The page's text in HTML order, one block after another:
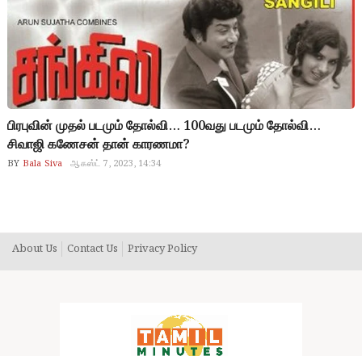
பிரபுவின் முதல் படமும் தோல்வி… 100வது படமும் தோல்வி…
சிவாஜி கணேசன் தான் காரணமா?
BY Bala Siva ஆகஸ்ட் 7, 2023, 14:34
About Us Contact Us Privacy Policy